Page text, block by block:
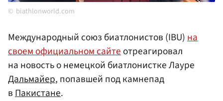
biathlonworld.com
Международный союз биатлонистов (IBU)на
своем официальном сайтеотреагировал
на новость о немецкой биатлонистке Лауре
Дальмайер, попавшей под камнепад
вПакистане.